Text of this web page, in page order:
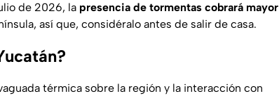
de 2026, la presencia de tormentas cobrará mayor
así que, considéralo antes de salir de casa.
térmica sobre la región y la interacción con